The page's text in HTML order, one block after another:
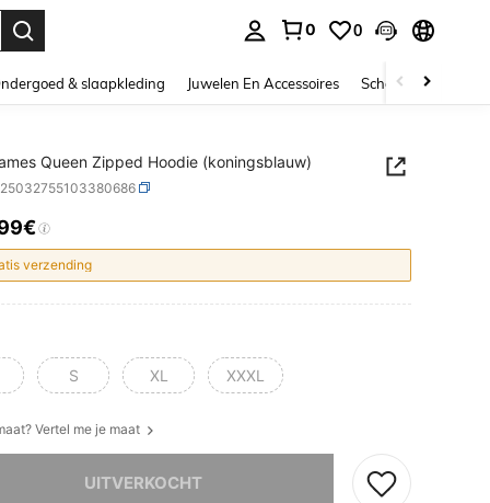
0 0
& slaapkleding Juwelen En Accessoires Schoonheid &
Queen Zipped Hoodie (koningsblauw)
AND AVAILABILITY
verzending
S XL XXXL
Vertel me je maat
UITVERKOCHT
product is uitverkocht.